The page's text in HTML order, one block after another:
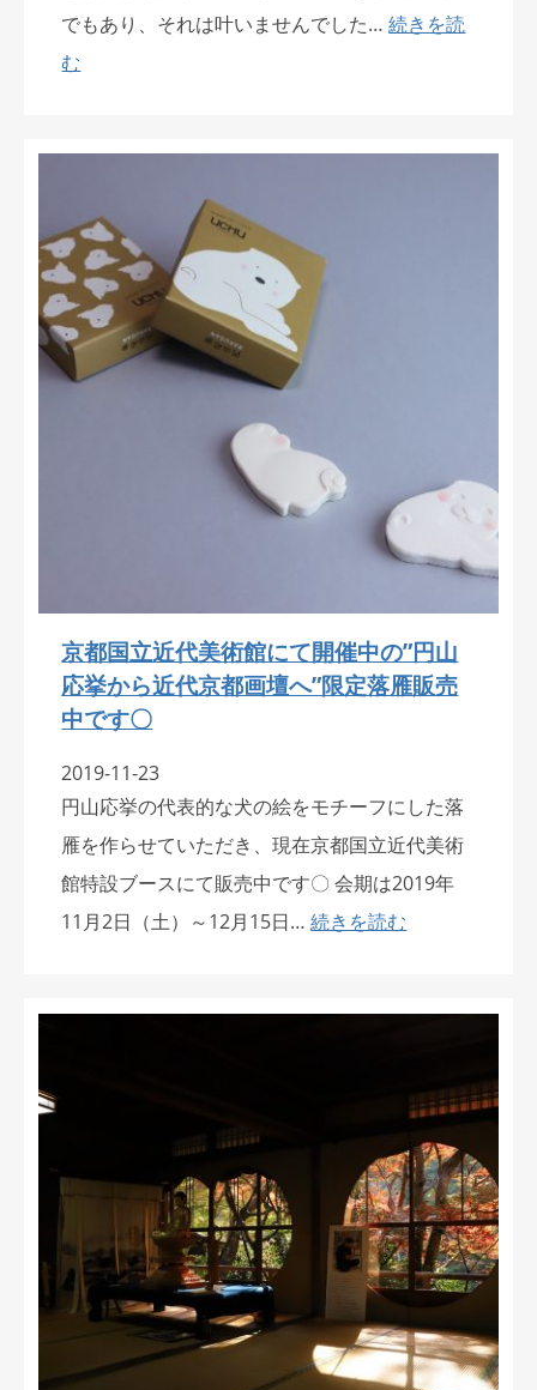
でもあり、それは叶いませんでした…続きを読
む
京都国立近代美術館にて開催中の”円山
応挙から近代京都画壇へ”限定落雁販売
中です〇
2019-11-23
円山応挙の代表的な犬の絵をモチーフにした落
雁を作らせていただき、現在京都国立近代美術
館特設ブースにて販売中です〇 会期は2019年
11月2日（土）～12月15日…続きを読む